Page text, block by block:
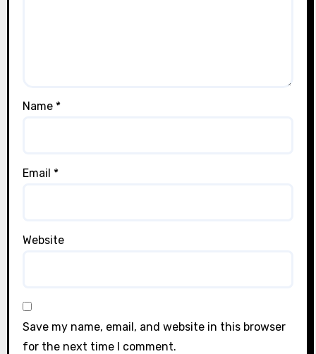
Name *
Email *
Website
Save my name, email, and website in this browser
for the next time I comment.